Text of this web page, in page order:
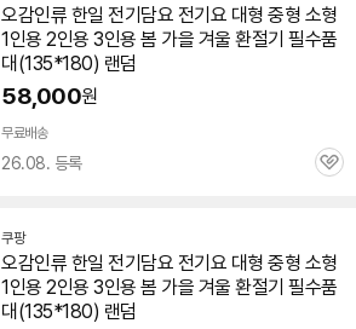
오감인류 한일 전기담요 전기요 대형 중형 소형
1인용 2인용 3인용 봄 가을 겨울 환절기 필수품
대(135*180) 랜덤
58,000원
무료배송
26.08. 등록
관
쿠팡
오감인류 한일 전기담요 전기요 대형 중형 소형
1인용 2인용 3인용 봄 가을 겨울 환절기 필수품
대(135*180) 랜덤